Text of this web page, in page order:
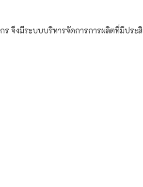
รจึงมีระบบบริหารจัดการการผลิตที่มีประ